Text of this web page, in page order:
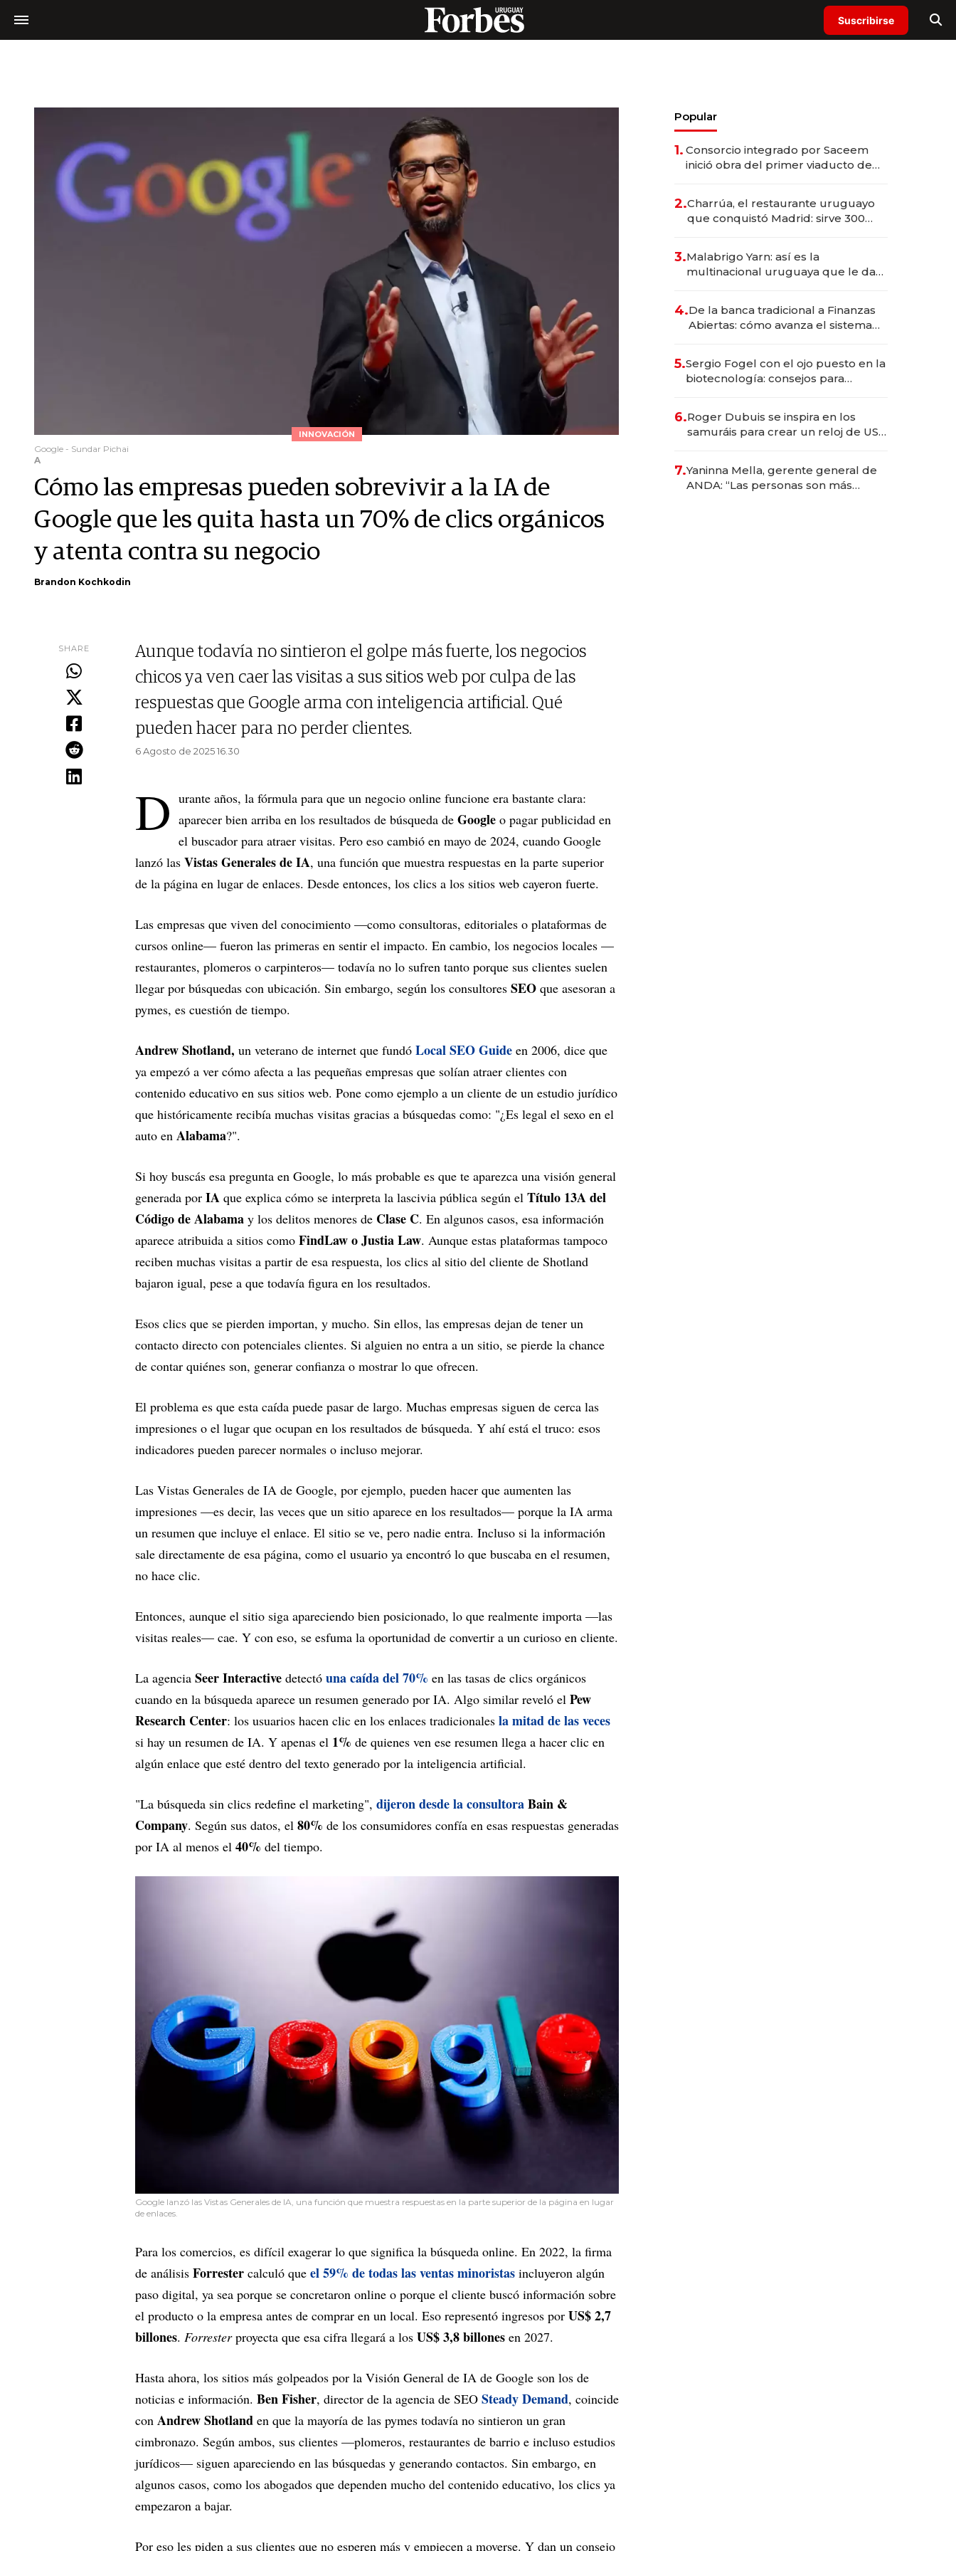
Suscribirse
INNOVACIÓN
Google - Sundar Pichai
A
Cómo las empresas pueden sobrevivir a la IA de
Google que les quita hasta un 70% de clics orgánicos
y atenta contra su negocio
Brandon Kochkodin
SHARE
Aunque todavía no sintieron el golpe más fuerte, los negocios
chicos ya ven caer las visitas a sus sitios web por culpa de las
respuestas que Google arma con inteligencia artificial. Qué
pueden hacer para no perder clientes.
6 Agosto de 2025 16.30
D urante años, la fórmula para que un negocio online funcione era bastante clara:
aparecer bien arriba en los resultados de búsqueda de Google o pagar publicidad en
el buscador para atraer visitas. Pero eso cambió en mayo de 2024, cuando Google
lanzó las Vistas Generales de IA, una función que muestra respuestas en la parte superior
de la página en lugar de enlaces. Desde entonces, los clics a los sitios web cayeron fuerte.
Las empresas que viven del conocimiento —como consultoras, editoriales o plataformas de
cursos online— fueron las primeras en sentir el impacto. En cambio, los negocios locales —
restaurantes, plomeros o carpinteros— todavía no lo sufren tanto porque sus clientes suelen
llegar por búsquedas con ubicación. Sin embargo, según los consultores SEO que asesoran a
pymes, es cuestión de tiempo.
Andrew Shotland, un veterano de internet que fundó Local SEO Guide en 2006, dice que
ya empezó a ver cómo afecta a las pequeñas empresas que solían atraer clientes con
contenido educativo en sus sitios web. Pone como ejemplo a un cliente de un estudio jurídico
que históricamente recibía muchas visitas gracias a búsquedas como: "¿Es legal el sexo en el
auto en Alabama?".
Si hoy buscás esa pregunta en Google, lo más probable es que te aparezca una visión general
generada por IA que explica cómo se interpreta la lascivia pública según el Título 13A del
Código de Alabama y los delitos menores de Clase C. En algunos casos, esa información
aparece atribuida a sitios como FindLaw o Justia Law. Aunque estas plataformas tampoco
reciben muchas visitas a partir de esa respuesta, los clics al sitio del cliente de Shotland
bajaron igual, pese a que todavía figura en los resultados.
Esos clics que se pierden importan, y mucho. Sin ellos, las empresas dejan de tener un
contacto directo con potenciales clientes. Si alguien no entra a un sitio, se pierde la chance
de contar quiénes son, generar confianza o mostrar lo que ofrecen.
El problema es que esta caída puede pasar de largo. Muchas empresas siguen de cerca las
impresiones o el lugar que ocupan en los resultados de búsqueda. Y ahí está el truco: esos
indicadores pueden parecer normales o incluso mejorar.
Las Vistas Generales de IA de Google, por ejemplo, pueden hacer que aumenten las
impresiones —es decir, las veces que un sitio aparece en los resultados— porque la IA arma
un resumen que incluye el enlace. El sitio se ve, pero nadie entra. Incluso si la información
sale directamente de esa página, como el usuario ya encontró lo que buscaba en el resumen,
no hace clic.
Entonces, aunque el sitio siga apareciendo bien posicionado, lo que realmente importa —las
visitas reales— cae. Y con eso, se esfuma la oportunidad de convertir a un curioso en cliente.
La agencia Seer Interactive detectó una caída del 70% en las tasas de clics orgánicos
cuando en la búsqueda aparece un resumen generado por IA. Algo similar reveló el Pew
Research Center: los usuarios hacen clic en los enlaces tradicionales la mitad de las veces
si hay un resumen de IA. Y apenas el 1% de quienes ven ese resumen llega a hacer clic en
algún enlace que esté dentro del texto generado por la inteligencia artificial.
"La búsqueda sin clics redefine el marketing", dijeron desde la consultoraBain &
Company. Según sus datos, el 80% de los consumidores confía en esas respuestas generadas
por IA al menos el 40% del tiempo.
Google lanzó las Vistas Generales de IA, una función que muestra respuestas en la parte superior de la página en lugar
de enlaces.
Para los comercios, es difícil exagerar lo que significa la búsqueda online. En 2022, la firma
de análisis Forrester calculó que el 59% de todas las ventas minoristas incluyeron algún
paso digital, ya sea porque se concretaron online o porque el cliente buscó información sobre
el producto o la empresa antes de comprar en un local. Eso representó ingresos por US$ 2,7
billones. Forresterproyecta que esa cifra llegará a los US$ 3,8 billones en 2027.
Hasta ahora, los sitios más golpeados por la Visión General de IA de Google son los de
noticias e información. Ben Fisher, director de la agencia de SEO Steady Demand, coincide
con Andrew Shotland en que la mayoría de las pymes todavía no sintieron un gran
cimbronazo. Según ambos, sus clientes —plomeros, restaurantes de barrio e incluso estudios
jurídicos— siguen apareciendo en las búsquedas y generando contactos. Sin embargo, en
algunos casos, como los abogados que dependen mucho del contenido educativo, los clics ya
empezaron a bajar.
Por eso les piden a sus clientes que no esperen más y empiecen a moverse. Y dan un consejo
Popular
1. Consorcio integrado por Saceem
inició obra del primer viaducto de
millones
2.Charrúa, el restaurante uruguayo
que conquistó Madrid: sirve 300
prepara apertura
3.Malabrigo Yarn: así es la
multinacional uruguaya que le da
4.De la banca tradicional a Finanzas
Abiertas: cómo avanza el sistema
5.Sergio Fogel con el ojo puesto en la
biotecnología: consejos para
6.Roger Dubuis se inspira en los
samuráis para crear un reloj de US$
7.Yaninna Mella, gerente general de
ANDA: “Las personas son más